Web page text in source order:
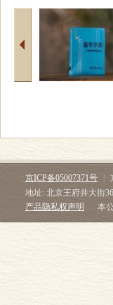
京ICP备05007371号
地址: 北京王府井大街
产品隐私权声明
本